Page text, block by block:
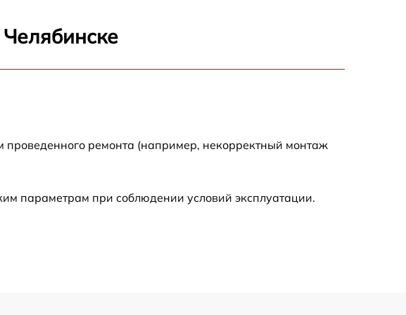
проведенного ремонта (например, некорректный монтаж
параметрам при соблюдении условий эксплуатации.